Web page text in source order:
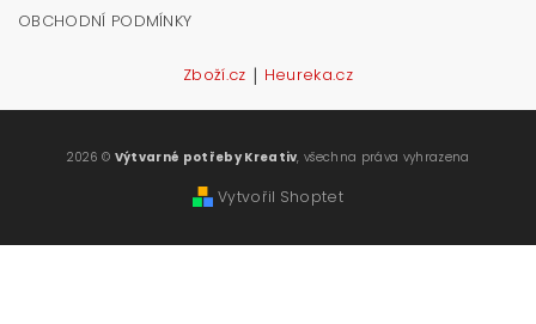
OBCHODNÍ PODMÍNKY
Zboží.cz | Heureka.cz
2026 © Výtvarné potřeby Kreativ, všechna práva vyhrazena
Vytvořil Shoptet